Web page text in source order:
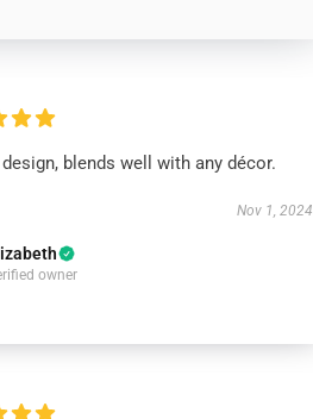
blends well with any décor.
Nov 1, 2024
owner